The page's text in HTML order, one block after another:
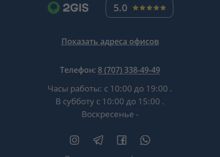
5.0
Показать адреса офисов
Телефон: 8 (707) 338-49-49
Часы работы: с 10:00 до 19:00 .
В субботу с 10:00 до 15:00 .
Воскресенье -